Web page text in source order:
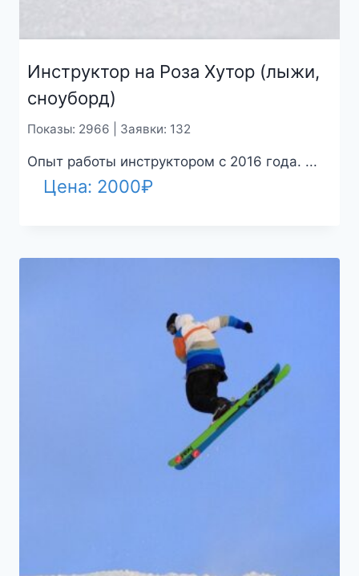
Инструктор на Роза Хутор (лыжи,
сноуборд)
Показы: 2966 | Заявки: 132
Опыт работы инструктором с 2016 года. ...
Цена: 2000₽